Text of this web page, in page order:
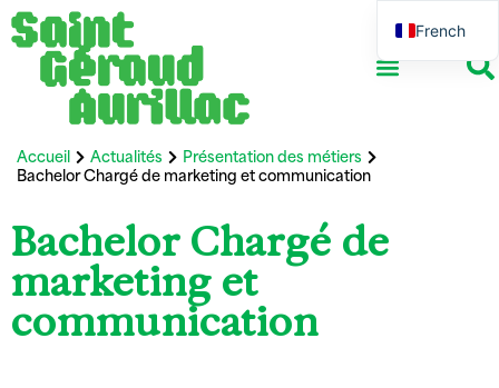
Accueil Actualités
Présentation des métiers
Bachelor Chargé de marketing et communication
Bachelor Chargé de
marketing et
communication
French